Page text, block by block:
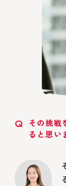
Q その挑戦
ると思い